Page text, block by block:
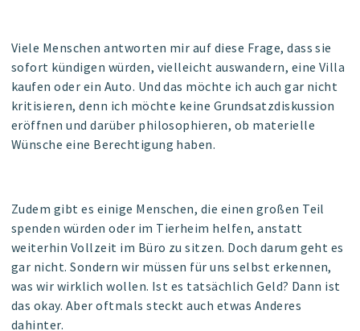
Viele Menschen antworten mir auf diese Frage, dass sie
sofort kündigen würden, vielleicht auswandern, eine Villa
kaufen oder ein Auto. Und das möchte ich auch gar nicht
kritisieren, denn ich möchte keine Grundsatzdiskussion
eröffnen und darüber philosophieren, ob materielle
Wünsche eine Berechtigung haben.
Zudem gibt es einige Menschen, die einen großen Teil
spenden würden oder im Tierheim helfen, anstatt
weiterhin Vollzeit im Büro zu sitzen. Doch darum geht es
gar nicht. Sondern wir müssen für uns selbst erkennen,
was wir wirklich wollen. Ist es tatsächlich Geld? Dann ist
das okay. Aber oftmals steckt auch etwas Anderes
dahinter.